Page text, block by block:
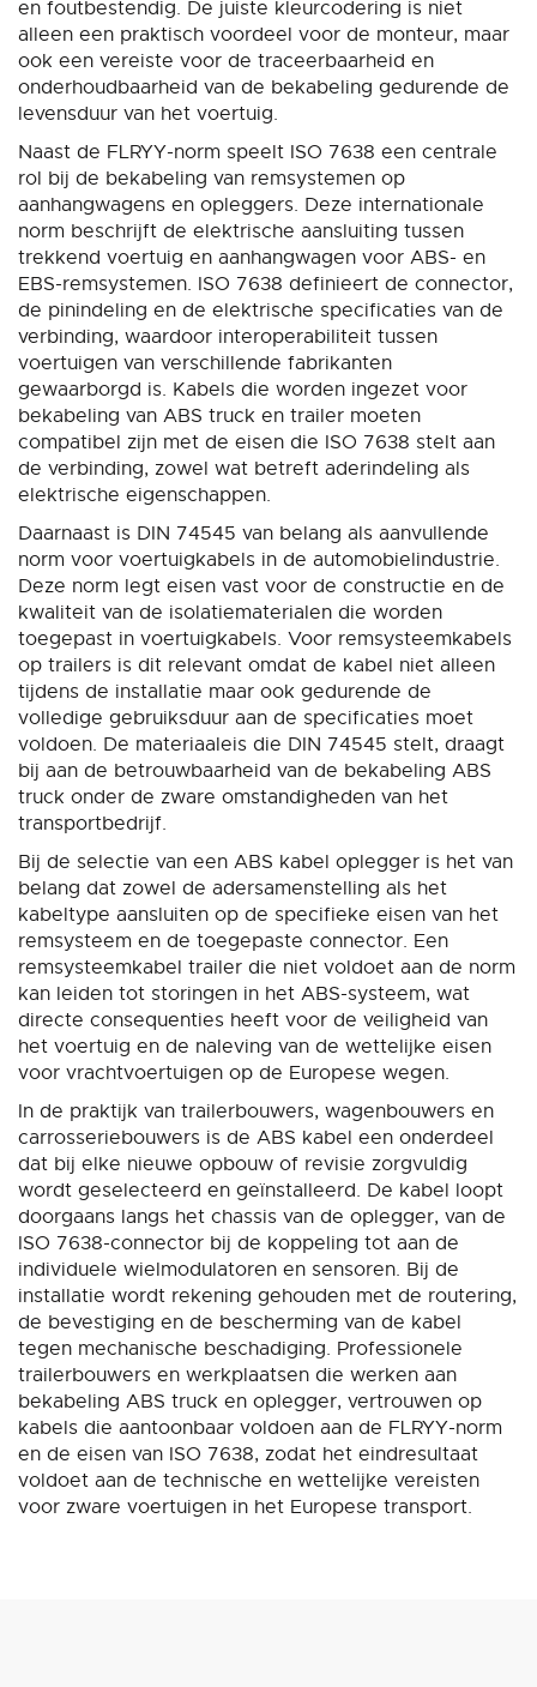
en foutbestendig. De juiste kleurcodering is niet
alleen een praktisch voordeel voor de monteur, maar
ook een vereiste voor de traceerbaarheid en
onderhoudbaarheid van de bekabeling gedurende de
levensduur van het voertuig.
Naast de FLRYY-norm speelt ISO 7638 een centrale
rol bij de bekabeling van remsystemen op
aanhangwagens en opleggers. Deze internationale
norm beschrijft de elektrische aansluiting tussen
trekkend voertuig en aanhangwagen voor ABS- en
EBS-remsystemen. ISO 7638 definieert de connector,
de pinindeling en de elektrische specificaties van de
verbinding, waardoor interoperabiliteit tussen
voertuigen van verschillende fabrikanten
gewaarborgd is. Kabels die worden ingezet voor
bekabeling van ABS truck en trailer moeten
compatibel zijn met de eisen die ISO 7638 stelt aan
de verbinding, zowel wat betreft aderindeling als
elektrische eigenschappen.
Daarnaast is DIN 74545 van belang als aanvullende
norm voor voertuigkabels in de automobielindustrie.
Deze norm legt eisen vast voor de constructie en de
kwaliteit van de isolatiematerialen die worden
toegepast in voertuigkabels. Voor remsysteemkabels
op trailers is dit relevant omdat de kabel niet alleen
tijdens de installatie maar ook gedurende de
volledige gebruiksduur aan de specificaties moet
voldoen. De materiaaleis die DIN 74545 stelt, draagt
bij aan de betrouwbaarheid van de bekabeling ABS
truck onder de zware omstandigheden van het
transportbedrijf.
Bij de selectie van een ABS kabel oplegger is het van
belang dat zowel de adersamenstelling als het
kabeltype aansluiten op de specifieke eisen van het
remsysteem en de toegepaste connector. Een
remsysteemkabel trailer die niet voldoet aan de norm
kan leiden tot storingen in het ABS-systeem, wat
directe consequenties heeft voor de veiligheid van
het voertuig en de naleving van de wettelijke eisen
voor vrachtvoertuigen op de Europese wegen.
In de praktijk van trailerbouwers, wagenbouwers en
carrosseriebouwers is de ABS kabel een onderdeel
dat bij elke nieuwe opbouw of revisie zorgvuldig
wordt geselecteerd en geïnstalleerd. De kabel loopt
doorgaans langs het chassis van de oplegger, van de
ISO 7638-connector bij de koppeling tot aan de
individuele wielmodulatoren en sensoren. Bij de
installatie wordt rekening gehouden met de routering,
de bevestiging en de bescherming van de kabel
tegen mechanische beschadiging. Professionele
trailerbouwers en werkplaatsen die werken aan
bekabeling ABS truck en oplegger, vertrouwen op
kabels die aantoonbaar voldoen aan de FLRYY-norm
en de eisen van ISO 7638, zodat het eindresultaat
voldoet aan de technische en wettelijke vereisten
voor zware voertuigen in het Europese transport.